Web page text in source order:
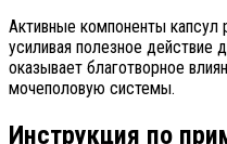
Активные компоненты капсул
усиливая полезное действие
оказывает благотворное
мочеполовую системы.
Инструкция по